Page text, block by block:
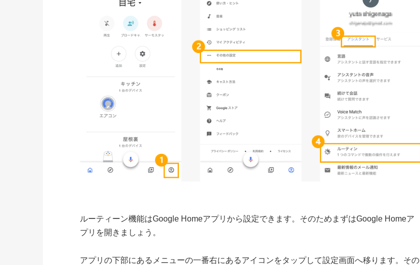
ルーティーン機能はGoogle Homeアプリから設定できます。そのためまずはGoogle Homeア
プリを開きましょう。
アプリの下部にあるメニューの一番右にあるアイコンをタップして設定画面へ移ります。その